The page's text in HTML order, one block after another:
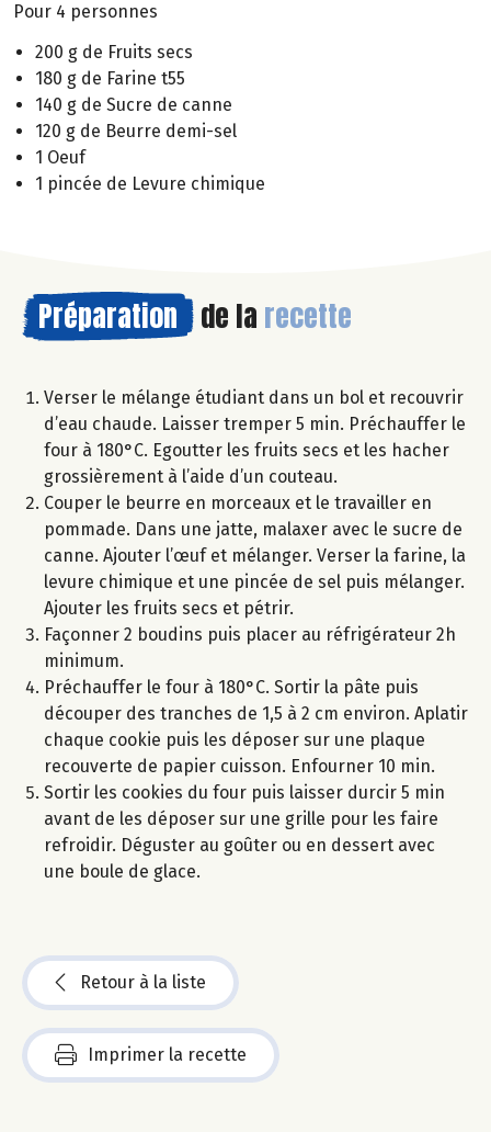
Pour 4 personnes
200 g de Fruits secs
180 g de Farine t55
140 g de Sucre de canne
120 g de Beurre demi-sel
1 Oeuf
1 pincée de Levure chimique
Préparation de la recette
Verser le mélange étudiant dans un bol et recouvrir
d’eau chaude. Laisser tremper 5 min. Préchauffer le
four à 180°C. Egoutter les fruits secs et les hacher
grossièrement à l’aide d’un couteau.
Couper le beurre en morceaux et le travailler en
pommade. Dans une jatte, malaxer avec le sucre de
canne. Ajouter l’œuf et mélanger. Verser la farine, la
levure chimique et une pincée de sel puis mélanger.
Ajouter les fruits secs et pétrir.
Façonner 2 boudins puis placer au réfrigérateur 2h
minimum.
Préchauffer le four à 180°C. Sortir la pâte puis
découper des tranches de 1,5 à 2 cm environ. Aplatir
chaque cookie puis les déposer sur une plaque
recouverte de papier cuisson. Enfourner 10 min.
Sortir les cookies du four puis laisser durcir 5 min
avant de les déposer sur une grille pour les faire
refroidir. Déguster au goûter ou en dessert avec
une boule de glace.
Retour à la liste
Imprimer la recette